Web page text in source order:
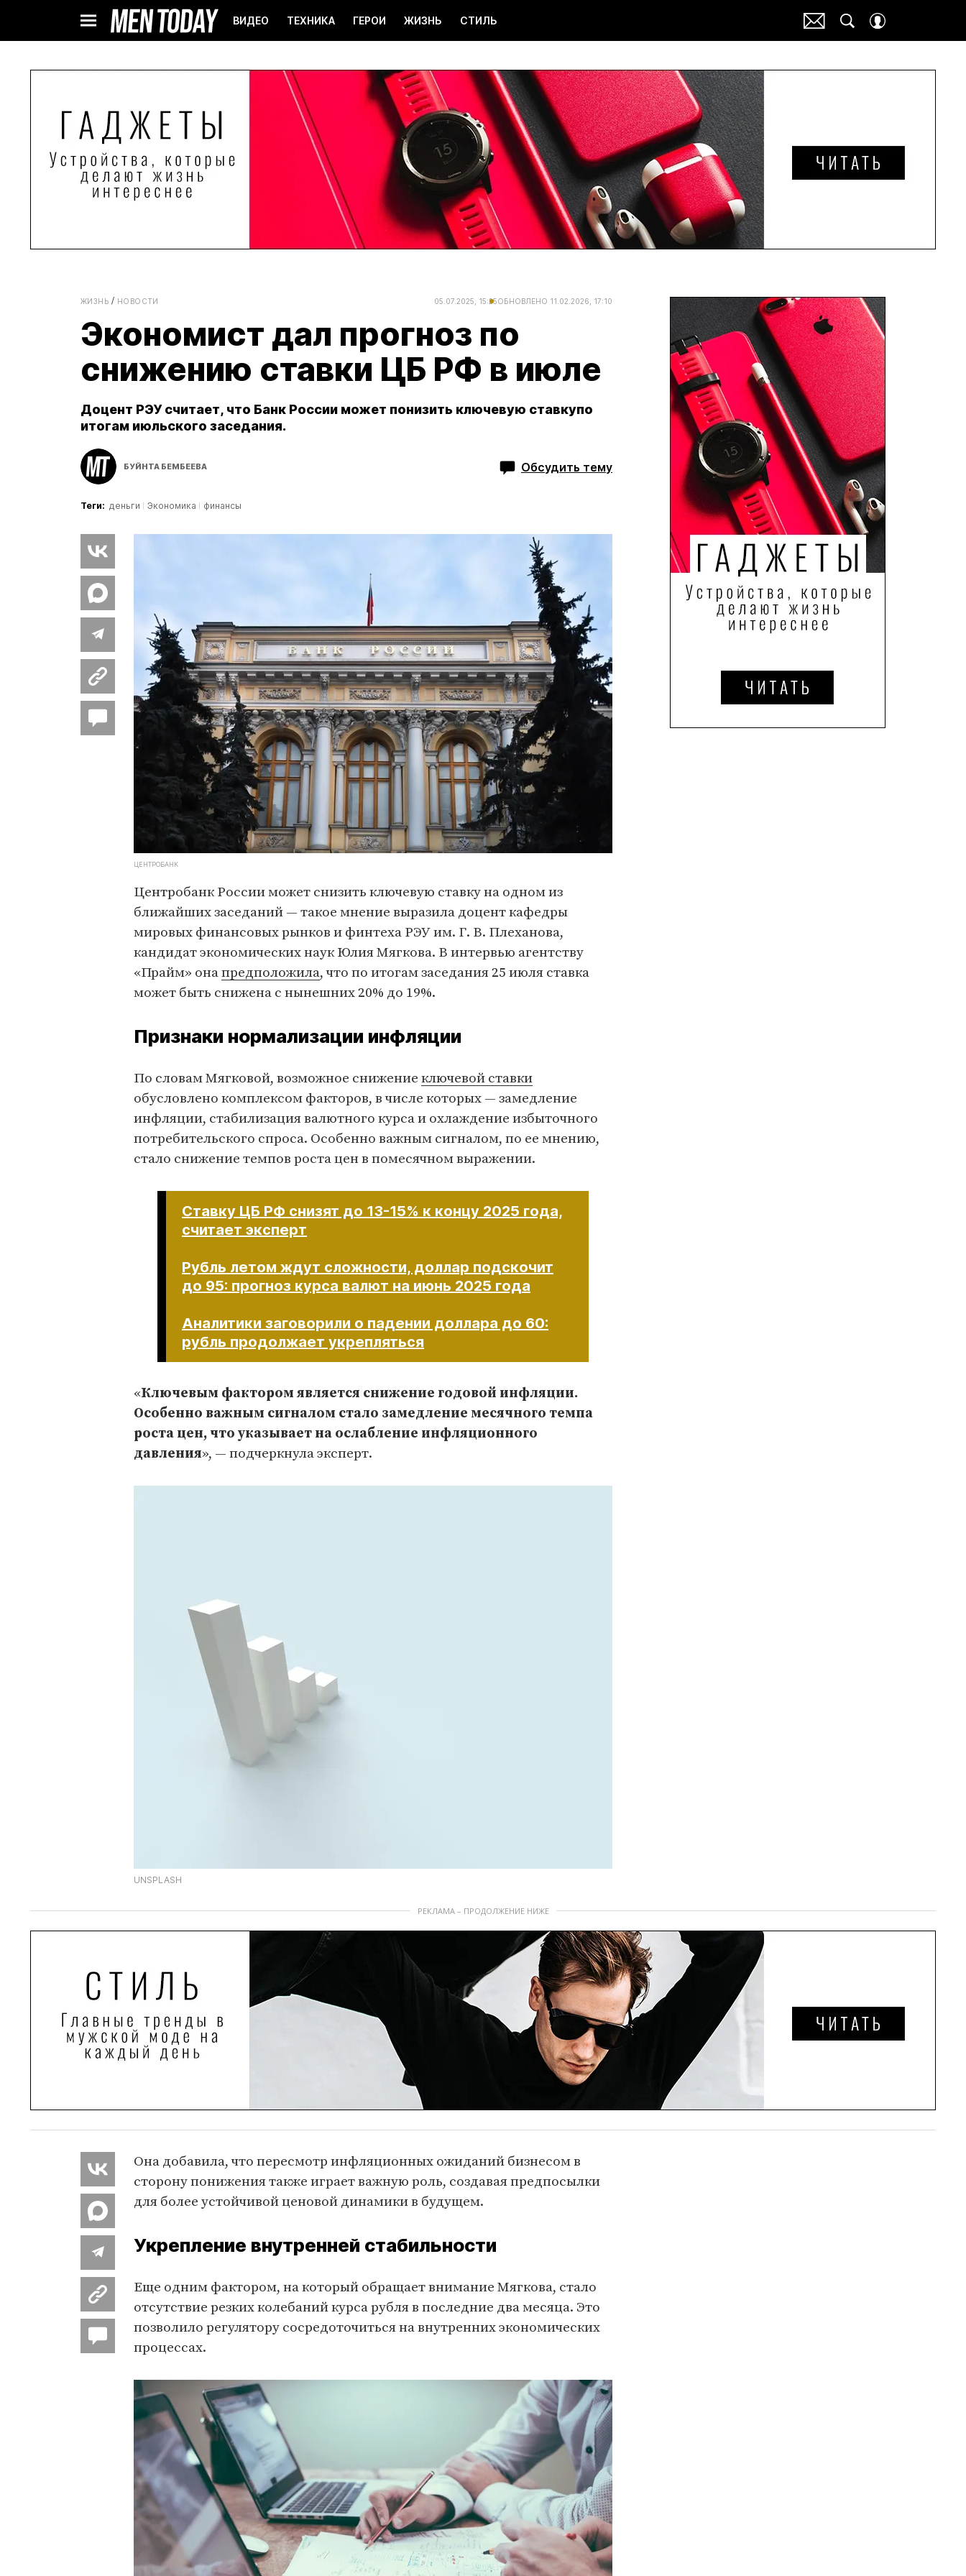
ВИДЕО ТЕХНИКА ГЕРОИ ЖИЗНЬ СТИЛЬ
ЖИЗНЬ НОВОСТИ 05.07.2025, 15:25ОБНОВЛЕНО 11.02.2026, 17:10
Экономист дал прогноз по
снижению ставки ЦБ РФ в июле
Доцент РЭУ считает, что Банк России может понизить ключевую ставкупо
итогам июльского заседания.
БУЙНТА БЕМБЕЕВА Обсудить тему
Теги: деньги Экономика финансы
ЦЕНТРОБАНК
Центробанк России может снизить ключевую ставку на одном из
ближайших заседаний — такое мнение выразила доцент кафедры
мировых финансовых рынков и финтеха РЭУ им. Г. В. Плеханова,
кандидат экономических наук Юлия Мягкова. В интервью агентству
«Прайм» онапредположила, что по итогам заседания 25 июля ставка
может быть снижена с нынешних 20% до 19%.
Признаки нормализации инфляции
По словам Мягковой, возможное снижение ключевой ставки
обусловлено комплексом факторов, в числе которых — замедление
инфляции, стабилизация валютного курса и охлаждение избыточного
потребительского спроса. Особенно важным сигналом, по ее мнению,
стало снижение темпов роста цен в помесячном выражении.
Ставку ЦБ РФ снизят до 13-15% к концу 2025 года,
считает эксперт
Рубль летом ждут сложности, доллар подскочит
до 95: прогноз курса валют на июнь 2025 года
Аналитики заговорили о падении доллара до 60:
рубль продолжает укрепляться
«Ключевым фактором является снижение годовой инфляции.
Особенно важным сигналом стало замедление месячного темпа
роста цен, что указывает на ослабление инфляционного
давления», — подчеркнула эксперт.
UNSPLASH
РЕКЛАМА – ПРОДОЛЖЕНИЕ НИЖЕ
Она добавила, что пересмотр инфляционных ожиданий бизнесом в
сторону понижения также играет важную роль, создавая предпосылки
для более устойчивой ценовой динамики в будущем.
Укрепление внутренней стабильности
Еще одним фактором, на который обращает внимание Мягкова, стало
отсутствие резких колебаний курса рубля в последние два месяца. Это
позволило регулятору сосредоточиться на внутренних экономических
процессах.